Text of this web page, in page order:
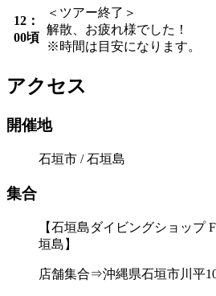
12：
00頃
＜ツアー終了＞
解散、お疲れ様でした！
※時間は目安になります。
アクセス
開催地
石垣市 / 石垣島
集合
【石垣島ダイビングショップ
垣島】
店舗集合⇒沖縄県石垣市川平